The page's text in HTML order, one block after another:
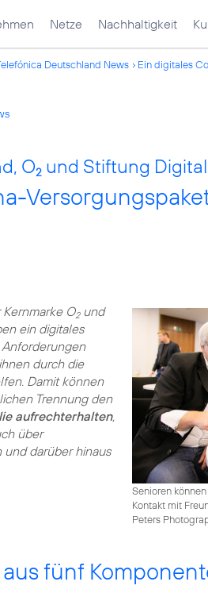
Netze Nachhaltigkeit
Deutschland News Ein digitales
O2 und Stiftung
Senioren
Kontakt mit
Peters
O2und
ein digitales
durch die
Damit können
Trennung den
aufrechterhalten,
über
darüber hinaus
fünf